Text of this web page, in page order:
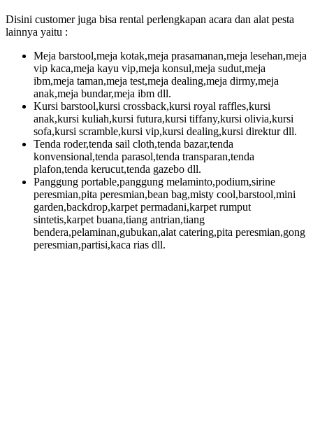
Disini customer juga bisa rental perlengkapan acara dan alat pesta
lainnya yaitu :
Meja barstool,meja kotak,meja prasamanan,meja lesehan,meja
vip kaca,meja kayu vip,meja konsul,meja sudut,meja
ibm,meja taman,meja test,meja dealing,meja dirmy,meja
anak,meja bundar,meja ibm dll.
Kursi barstool,kursi crossback,kursi royal raffles,kursi
anak,kursi kuliah,kursi futura,kursi tiffany,kursi olivia,kursi
sofa,kursi scramble,kursi vip,kursi dealing,kursi direktur dll.
Tenda roder,tenda sail cloth,tenda bazar,tenda
konvensional,tenda parasol,tenda transparan,tenda
plafon,tenda kerucut,tenda gazebo dll.
Panggung portable,panggung melaminto,podium,sirine
peresmian,pita peresmian,bean bag,misty cool,barstool,mini
garden,backdrop,karpet permadani,karpet rumput
sintetis,karpet buana,tiang antrian,tiang
bendera,pelaminan,gubukan,alat catering,pita peresmian,gong
peresmian,partisi,kaca rias dll.